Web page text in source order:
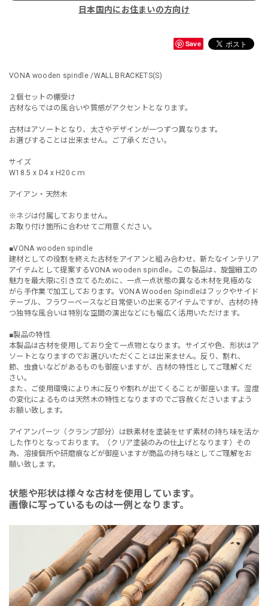
日本国内にお住まいの方向け
Save
VONA wooden spindle /WALL BRACKETS(S)
２個セットの棚受け
古材ならではの風合いや質感がアクセントとなります。
古材はアソートとなり、太さやデザインが一つずつ異なります。
お選びすることは出来ません。ご了承ください。
サイズ
W18.5 x D4 x H20ｃｍ
アイアン・天然木
※ネジは付属しておりません。
お取り付け箇所に合わせてご用意ください。
■VONA wooden spindle
建材としての役割を終えた古材をアイアンと組み合わせ、新たなインテリア
アイテムとして提案するVONA wooden spindle。この製品は、旋盤細工の
魅力を最大限に引き立てるために、一点一点状態の異なる木材を見極めな
がら手作業で加工しております。VONA Wooden Spindleはフックやサイド
テーブル、フラワーベースなど日常使いの出来るアイテムですが、古材の持
つ独特な風合いは特別な空間の演出などにも幅広く活用いただけます。
■製品の特性
本製品は古材を使用しており全て一点物となります。サイズや色、形状はア
ソートとなりますのでお選びいただくことは出来ません。反り、割れ、
節、虫食いなどがあるものも御座いますが、古材の特性としてご理解くだ
さい。
また、ご使用環境により木に反りや割れが出てくることが御座います。湿度
の変化によるものは天然木の特性となりますのでご容赦くださいますよう
お願い致します。
アイアンパーツ（クランプ部分）は鉄素材を塗装をせず素材の持ち味を活か
した作りとなっております。（クリア塗装のみの仕上げとなります）その
為、溶接個所や研磨痕などが御座いますが商品の持ち味としてご理解をお
願い致します。
状態や形状は様々な古材を使用しています。
画像に写っているものは一例となります。